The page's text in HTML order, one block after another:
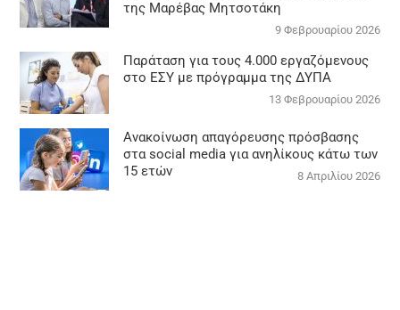
της Μαρέβας Μητσοτάκη
9 Φεβρουαρίου 2026
Παράταση για τους 4.000 εργαζόμενους
στο ΕΣΥ με πρόγραμμα της ΔΥΠΑ
13 Φεβρουαρίου 2026
Ανακοίνωση απαγόρευσης πρόσβασης
στα social media για ανηλίκους κάτω των
15 ετών
8 Απριλίου 2026